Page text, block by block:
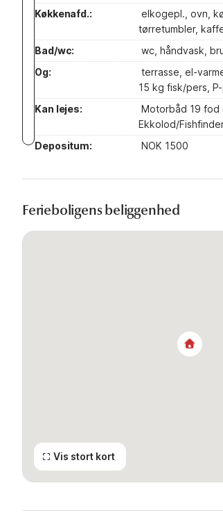
Køkkenafd.:
elkogepl., ovn,
tørretumbler,
Bad/wc:
wc, håndvask,
Og:
terrasse, el-
15 kg fisk/pers,
Kan lejes:
Motorbåd 19 fod
Ekkolod/
Depositum:
NOK 1500
Ferieboligens beliggenhed
Vis stort kort